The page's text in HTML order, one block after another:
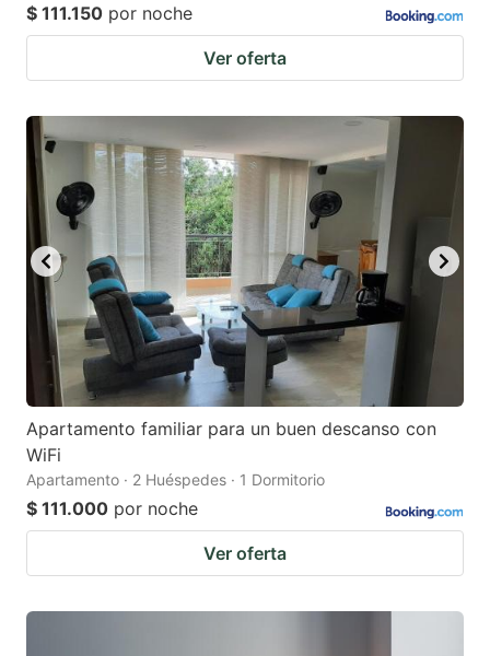
$ 111.150 por noche
Ver oferta
Apartamento familiar para un buen descanso con
WiFi
Apartamento · 2 Huéspedes · 1 Dormitorio
$ 111.000 por noche
Ver oferta